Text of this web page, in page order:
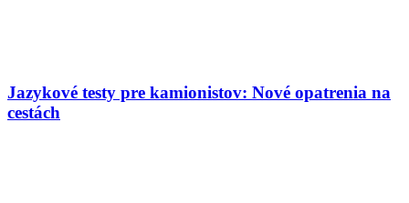
Jazykové testy pre kamionistov: Nové opatrenia na
cestách